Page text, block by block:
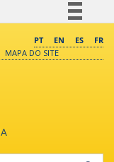
BR
PT EN ES
FR
MAPA DO SITE